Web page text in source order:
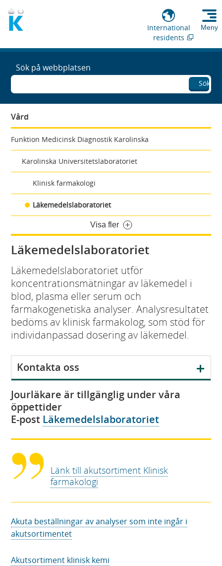
International
residents
Meny
Sök på webbplatsen
Sök
Vård
Funktion Medicinsk Diagnostik Karolinska
Karolinska Universitetslaboratoriet
Klinisk farmakologi
Läkemedelslaboratoriet
Visa fler
Läkemedelslaboratoriet
Läkemedelslaboratoriet utför
koncentrationsmätningar av läkemedel i
blod, plasma eller serum och
farmakogenetiska analyser. Analysresultatet
bedöms av klinisk farmakolog, som stöd för
individanpassad dosering av läkemedel.
V
i
s
a
Kontakta oss
Jourläkare är tillgänglig under våra
öppettider
E-post Läkemedelslaboratoriet
Länk till akutsortiment Klinisk
farmakologi
Akuta beställningar av analyser som inte ingår i
akutsortimentet
Akutsortiment klinisk kemi